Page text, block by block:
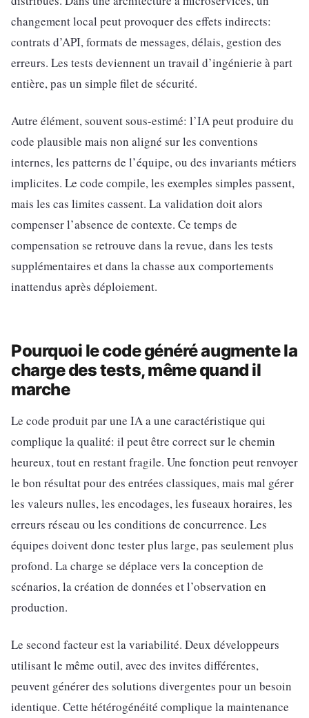
changement local peut provoquer des effets indirects:
contrats d’API, formats de messages, délais, gestion des
erreurs. Les tests deviennent un travail d’ingénierie à part
entière, pas un simple filet de sécurité.
Autre élément, souvent sous-estimé: l’IA peut produire du
code plausible mais non aligné sur les conventions
internes, les patterns de l’équipe, ou des invariants métiers
implicites. Le code compile, les exemples simples passent,
mais les cas limites cassent. La validation doit alors
compenser l’absence de contexte. Ce temps de
compensation se retrouve dans la revue, dans les tests
supplémentaires et dans la chasse aux comportements
inattendus après déploiement.
Pourquoi le code généré augmente la
charge des tests, même quand il
marche
Le code produit par une IA a une caractéristique qui
complique la qualité: il peut être correct sur le chemin
heureux, tout en restant fragile. Une fonction peut renvoyer
le bon résultat pour des entrées classiques, mais mal gérer
les valeurs nulles, les encodages, les fuseaux horaires, les
erreurs réseau ou les conditions de concurrence. Les
équipes doivent donc tester plus large, pas seulement plus
profond. La charge se déplace vers la conception de
scénarios, la création de données et l’observation en
production.
Le second facteur est la variabilité. Deux développeurs
utilisant le même outil, avec des invites différentes,
peuvent générer des solutions divergentes pour un besoin
identique. Cette hétérogénéité complique la maintenance